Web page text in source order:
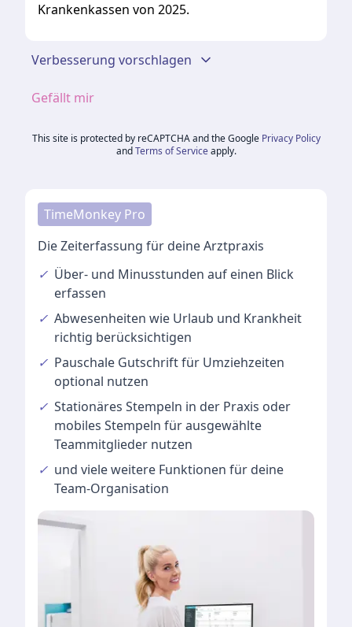
Krankenkassen von 2025.
Verbesserung vorschlagen
Gefällt mir
This site is protected by reCAPTCHA and the Google Privacy Policy
and Terms of Service apply.
TimeMonkey Pro
Die Zeiterfassung für deine Arztpraxis
✓ Über- und Minusstunden auf einen Blick
erfassen
✓ Abwesenheiten wie Urlaub und Krankheit
richtig berücksichtigen
✓ Pauschale Gutschriftfür Umziehzeiten
optional nutzen
✓ Stationäres Stempeln in der Praxis oder
mobiles Stempeln für ausgewählte
Teammitglieder nutzen
✓ und vieleweitere Funktionen für deine
Team-Organisation